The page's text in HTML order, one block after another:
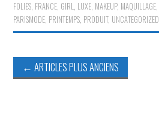
FOLIES, FRANCE, GIRL, LUXE, MAKEUP, MAQUILLAGE,
PARISMODE, PRINTEMPS, PRODUIT, UNCATEGORIZED
Navigation
des
← ARTICLES PLUS ANCIENS